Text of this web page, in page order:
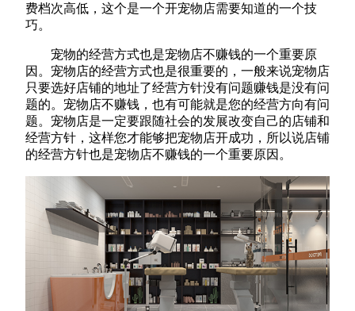
费档次高低，这个是一个开宠物店需要知道的一个技
巧。
宠物的经营方式也是宠物店不赚钱的一个重要原
因。宠物店的经营方式也是很重要的，一般来说宠物店
只要选好店铺的地址了经营方针没有问题赚钱是没有问
题的。宠物店不赚钱，也有可能就是您的经营方向有问
题。宠物店是一定要跟随社会的发展改变自己的店铺和
经营方针，这样您才能够把宠物店开成功，所以说店铺
的经营方针也是宠物店不赚钱的一个重要原因。